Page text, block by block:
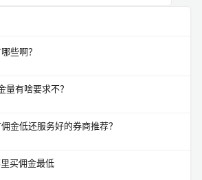
些啊？
量有啥要求不？
金低还服务好的券商推荐？
买佣金最低